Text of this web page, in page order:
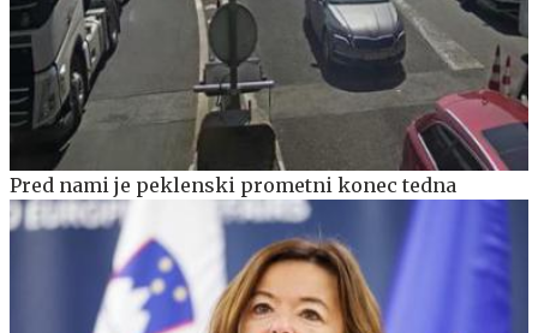
Pred nami je peklenski prometni konec tedna